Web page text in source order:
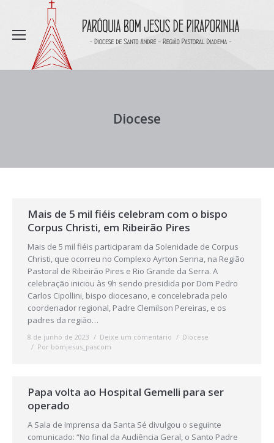
Diocese
Mais de 5 mil fiéis celebram com o bispo
Corpus Christi, em Ribeirão Pires
Mais de 5 mil fiéis participaram da Solenidade de Corpus
Christi, que ocorreu no Complexo Ayrton Senna, na Região
Pastoral de Ribeirão Pires e Rio Grande da Serra. A
celebração iniciou às 9h sendo presidida por Dom Pedro
Carlos Cipollini, bispo diocesano, e concelebrada pelo
coordenador regional, Padre Clemilson Pereiras, e os
padres da região…
8 de junho de 2023 Deixe um comentário
Diocese
Por bomjesus_pascom
Papa volta ao Hospital Gemelli para ser
operado
A Sala de Imprensa da Santa Sé divulgou o seguinte
comunicado: “No final da Audiência Geral, o Santo Padre